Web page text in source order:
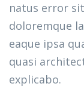
natus error
doloremque
eaque ipsa
quasi
explicabo.